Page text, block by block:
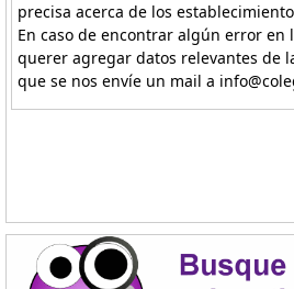
precisa acerca de los
En caso de encontrar algún error
querer agregar datos relevantes de
que se nos envíe un mail a